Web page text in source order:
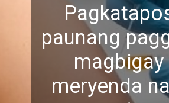
paunang
magbigay
meryenda